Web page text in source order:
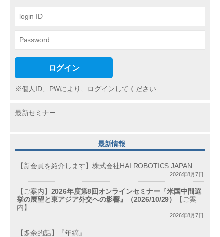
ログイン
※個人ID、PWにより、ログインしてください
最新セミナー
最新情報
【新会員を紹介します】株式会社HAI ROBOTICS JAPAN
2026年8月7日
【ご案内】 2026年度第8回オンラインセミナー『米国中間選
挙の展望と東アジア外交への影響』（2026/10/29）
【ご案
内】
2026年8月7日
【多余的話】『年縞』